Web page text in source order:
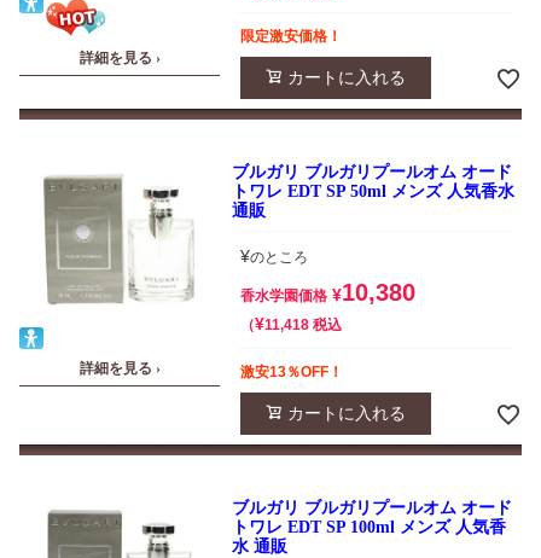
詳細を見る ›
限定激安価格！
カートに入れる
詳細を見る ›
ブルガリ ブルガリプールオム オード
トワレ EDT SP 50ml メンズ 人気香水
通販
¥のところ
香水学園価格 ¥10,380
¥11,418 税込
激安13％OFF！
カートに入れる
ブルガリ ブルガリプールオム オード
トワレ EDT SP 100ml メンズ 人気香
水 通販